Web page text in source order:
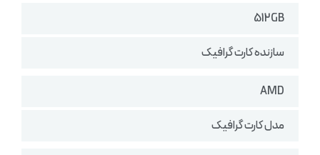
512GB
سازنده کارت گرافیک
AMD
مدل کارت گرافیک